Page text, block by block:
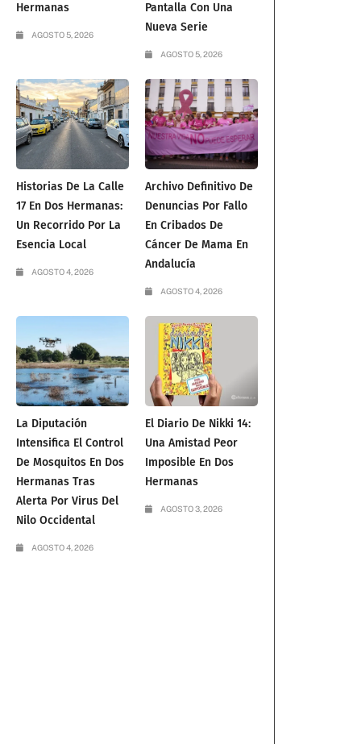
Hermanas
AGOSTO 5, 2026
Pantalla Con Una
Nueva Serie
AGOSTO 5, 2026
Historias De La Calle
17 En Dos Hermanas:
Un Recorrido Por La
Esencia Local
AGOSTO 4, 2026
Archivo Definitivo De
Denuncias Por Fallo
En Cribados De
Cáncer De Mama En
Andalucía
AGOSTO 4, 2026
La Diputación
Intensifica El Control
De Mosquitos En Dos
Hermanas Tras
Alerta Por Virus Del
Nilo Occidental
AGOSTO 4, 2026
El Diario De Nikki 14:
Una Amistad Peor
Imposible En Dos
Hermanas
AGOSTO 3, 2026